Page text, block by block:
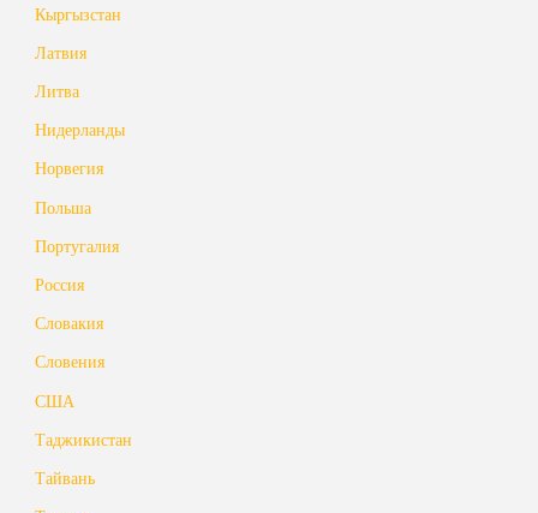
Кыргызстан
Латвия
Литва
Нидерланды
Норвегия
Польша
Португалия
Россия
Словакия
Словения
США
Таджикистан
Тайвань